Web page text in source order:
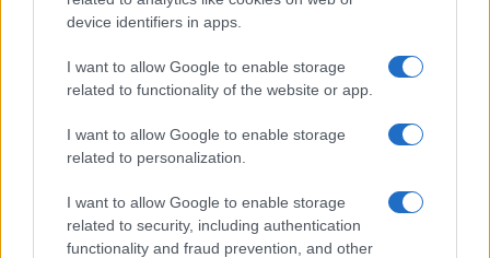
device identifiers in apps.
I want to allow Google to enable storage
related to functionality of the website or app.
I want to allow Google to enable storage
related to personalization.
I want to allow Google to enable storage
related to security, including authentication
functionality and fraud prevention, and other
ΔΙΑΒΑΣΤΕ ΑΚΟΜΑ